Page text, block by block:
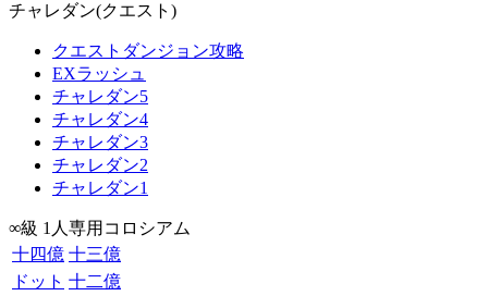
チャレダン(クエスト)
クエストダンジョン攻略
EXラッシュ
チャレダン5
チャレダン4
チャレダン3
チャレダン2
チャレダン1
∞級 1人専用コロシアム
十四億 十三億
ドット 十二億